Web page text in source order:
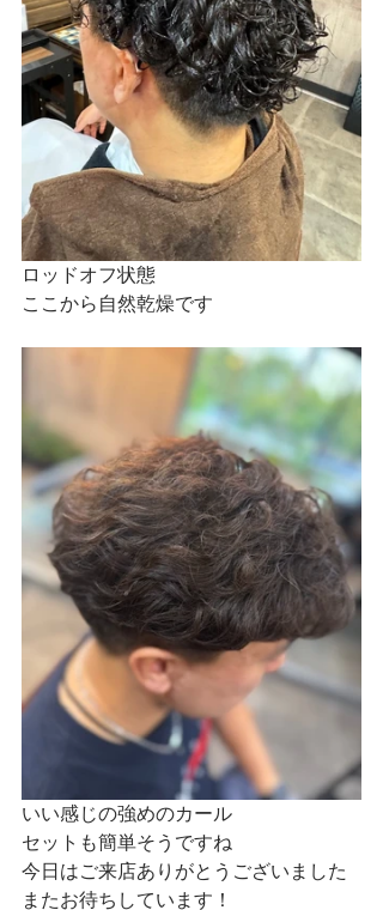
ロッドオフ状態
ここから自然乾燥です
いい感じの強めのカール
セットも簡単そうですね
今日はご来店ありがとうございました
またお待ちしています！